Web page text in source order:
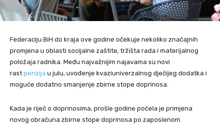
Federaciju BiH do kraja ove godine očekuje nekoliko značajnih
promjena u oblasti socijalne zaštite, tržišta rada i materijalnog
položaja radnika. Među najvažnijim najavama su novi
rast penzija u julu, uvođenje kvaziuniverzalnog dječijeg dodatka i
moguće dodatno smanjenje zbirne stope doprinosa.
Kada je riječ o doprinosima, prošle godine počela je primjena
novog obračuna zbirne stope doprinosa po zaposlenom.